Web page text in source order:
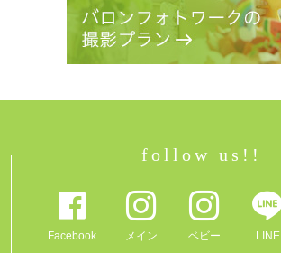
follow us!!
Facebook メイン ベビー LINE